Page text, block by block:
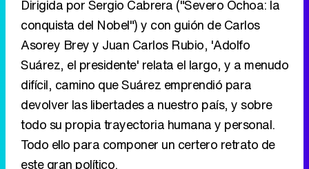
devolver las libertades a nuestro país, y sobre
todo su propia trayectoria humana y personal.
Todo ello para componer un certero retrato de
este gran político.
Ver todos los comentarios (13)
RECOMENDAMOS